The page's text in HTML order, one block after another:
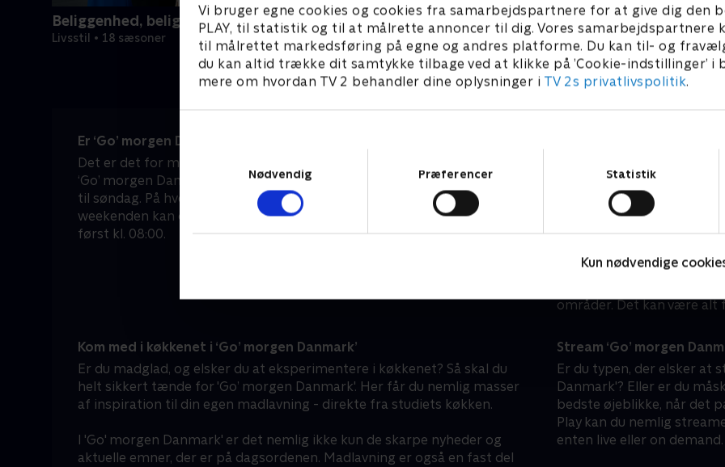
Vi bruger egne cookies og cookies fra samarbejdspartnere for at give dig den
PLAY, til statistik og til at målrette annoncer til dig. Vores samarbejdspartnere
til målrettet markedsføring på egne og andres platforme. Du kan til- og
du kan altid trække dit samtykke tilbage ved at klikke på ’Cookie-indstillinger’ i
mere om hvordan TV 2 behandler dine oplysninger i TV 2s privatlivspolitik.
Nødvendig
Præferencer Statistik
Kun nødvendige
Beliggenhed, beliggenhed, beliggenhed
Livsstil • 18 sæsoner
Linde på Langeland
Livsstil • 5 sæsoner
Er ‘Go’ morgen Danmark’ en del af morgenen hjemme hos dig?
Det er det for mange danskere – både i hverdagene og i weekenden.
‘Go’ morgen Danmark’ sendes nemlig live direkte fra Tivoli fra mandag
til søndag. På hverdage kan du tænde for TV 2 allerede fra 06:30, og i
weekenden kan du sove lidt længere, for her begynder programmet
først kl. 08:00.
'Go’ morgen Danmark'
indblik i, hvad der rører
er ikke kun relevante
kulturelle begivenheder,
I 'Go’ morgen Danmark'
eksperter, som skal
områder. Det kan være alt
Kom med i køkkenet i ‘Go’ morgen Danmark’
Er du madglad, og elsker du at eksperimentere i køkkenet? Så skal du
helt sikkert tænde for 'Go’ morgen Danmark'. Her får du nemlig masser
af inspiration til din egen madlavning - direkte fra studiets køkken.
I 'Go' morgen Danmark' er det nemlig ikke kun de skarpe nyheder og
aktuelle emner, der er på dagsordenen. Madlavning er også en fast del
Stream ‘Go’ morgen
Er du typen, der elsker at
Danmark'? Eller er du
bedste øjeblikke, når det
Play kan du nemlig
enten live eller on demand.